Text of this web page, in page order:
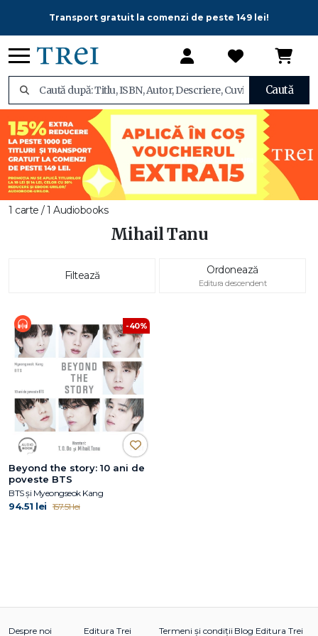
Transport gratuit la comenzi de peste 149 lei!
Caută
1 carte / 1 Audiobooks
Mihail Tanu
Filtează Ordonează
Editura descendent
-40%
Beyond the story: 10 ani de
poveste BTS
BTS și Myeongseok Kang
94.51 lei 157.51 lei
Despre noi Editura Trei Termeni și condiții Blog Editura Trei